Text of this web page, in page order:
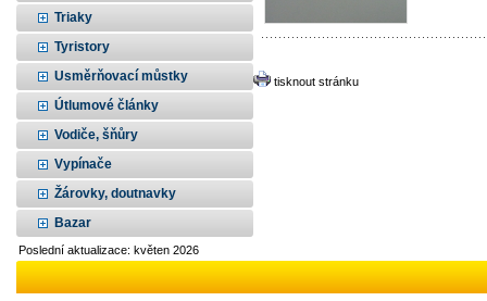
Triaky
Tyristory
Usměrňovací můstky
Útlumové články
Vodiče, šňůry
Vypínače
Žárovky, doutnavky
Bazar
Poslední aktualizace: květen 2026
tisknout stránku